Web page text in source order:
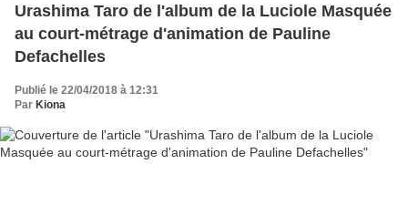
Urashima Taro de l'album de la Luciole Masquée
au court-métrage d'animation de Pauline
Defachelles
Publié le 22/04/2018 à 12:31
Par Kiona